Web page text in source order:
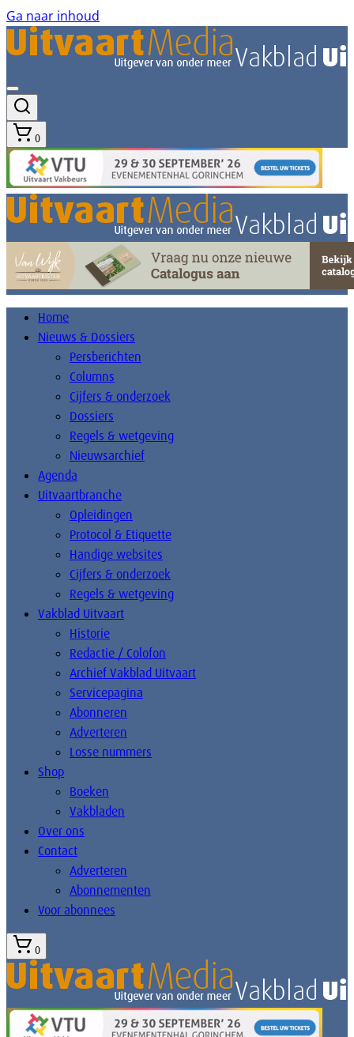
Ga naar inhoud
0
Home
Nieuws & Dossiers
Persberichten
Columns
Cijfers & onderzoek
Dossiers
Regels & wetgeving
Nieuwsarchief
Agenda
Uitvaartbranche
Opleidingen
Protocol & Etiquette
Handige websites
Cijfers & onderzoek
Regels & wetgeving
Vakblad Uitvaart
Historie
Redactie / Colofon
Archief Vakblad Uitvaart
Servicepagina
Abonneren
Adverteren
Losse nummers
Shop
Boeken
Vakbladen
Over ons
Contact
Adverteren
Abonnementen
Voor abonnees
0